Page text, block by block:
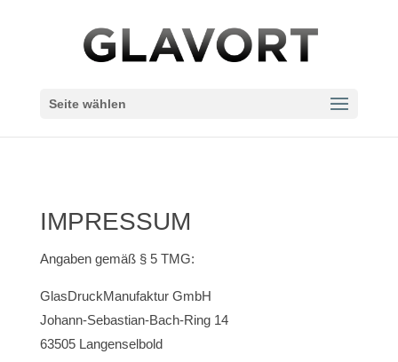
Seite wählen
IMPRESSUM
Angaben gemäß § 5 TMG:
GlasDruckManufaktur GmbH
Johann-Sebastian-Bach-Ring 14
63505 Langenselbold